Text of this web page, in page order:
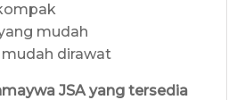
mudah
mudah dirawat
JSA yang tersedia